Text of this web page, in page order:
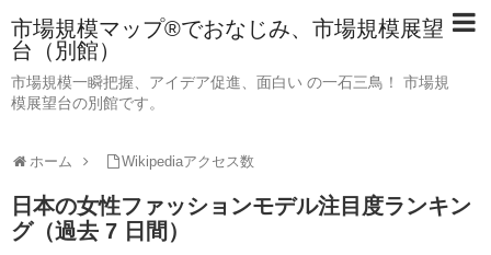
市場規模マップ®でおなじみ、市場規模展望
台（別館）
市場規模一瞬把握、アイデア促進、面白い の一石三鳥！ 市場規
模展望台の別館です。
ホーム Wikipediaアクセス数
日本の女性ファッションモデル注目度ランキン
グ（過去 7 日間）